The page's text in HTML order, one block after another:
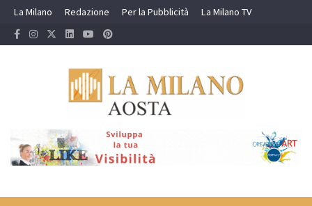
Skip
content
La Milano Redazione Per la Pubblicità La Milano TV